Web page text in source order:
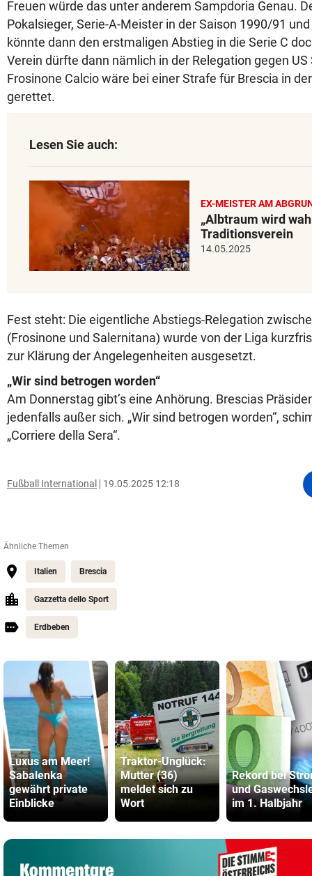
Freuen würde das unter anderem Sampdoria Genau.
Pokalsieger, Serie-A-Meister in der Saison 1990/91
könnte dann den erstmaligen Abstieg in die Serie C
Verein dürfte dann nämlich in der Relegation gegen
Frosinone Calcio wäre bei einer Strafe für Brescia in
gerettet.
Lesen Sie auch:
EX-MEISTER AM
„Albtraum wird
Traditionsverein
14.05.2025
Fest steht: Die eigentliche Abstiegs-Relegation
(Frosinone und Salernitana) wurde von der Liga
zur Klärung der Angelegenheiten ausgesetzt.
„Wir sind betrogen worden“
Am Donnerstag gibt’s eine Anhörung. Brescias
jedenfalls außer sich. „Wir sind betrogen worden“,
„Corriere della Sera“.
Fußball International 19.05.2025 12:18
Ähnliche Themen
Italien Brescia
Gazzetta dello Sport
Erdbeben
Luxus am Meer!
Sabalenka
gewährt private
Einblicke
Traktor-Unglück:
Mutter (36)
meldet sich zu
Wort
Rekord bei
und
im 1. Halbjahr